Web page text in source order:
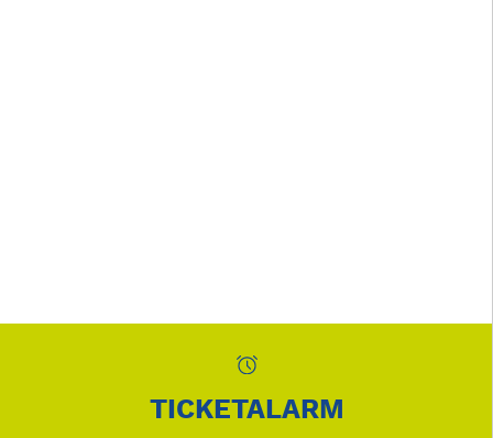
TICKETALARM